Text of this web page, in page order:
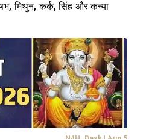
मिथुन, कर्क, सिंह और कन्या